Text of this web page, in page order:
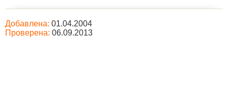
Добавлена: 01.04.2004
Проверена: 06.09.2013